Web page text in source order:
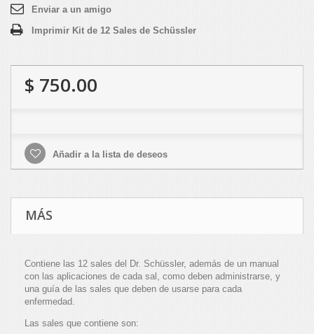
Enviar a un amigo
Imprimir Kit de 12 Sales de Schüssler
$ 750.00
Añadir a la lista de deseos
MÁS
Contiene las 12 sales del Dr. Schüssler, además de un manual
con las aplicaciones de cada sal, como deben administrarse, y
una guía de las sales que deben de usarse para cada
enfermedad.
Las sales que contiene son: